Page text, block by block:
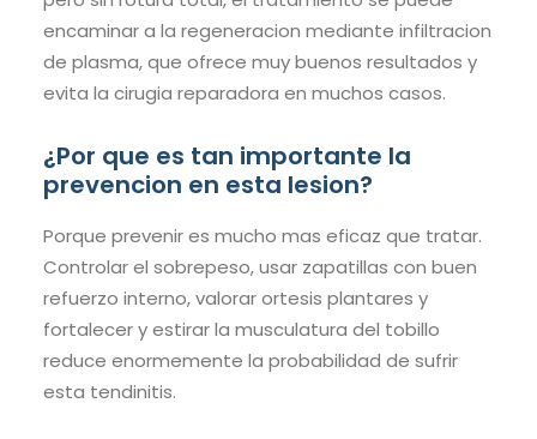
encaminar a la regeneracion mediante infiltracion
de plasma, que ofrece muy buenos resultados y
evita la cirugia reparadora en muchos casos.
¿Por que es tan importante la
prevencion en esta lesion?
Porque prevenir es mucho mas eficaz que tratar.
Controlar el sobrepeso, usar zapatillas con buen
refuerzo interno, valorar ortesis plantares y
fortalecer y estirar la musculatura del tobillo
reduce enormemente la probabilidad de sufrir
esta tendinitis.